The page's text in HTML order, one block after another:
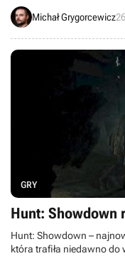
klawiatura Steelseries,
Michał Grygorcewicz
GRY
Hunt: Showdown
Hunt: Showdown –
która trafiła niedawno do